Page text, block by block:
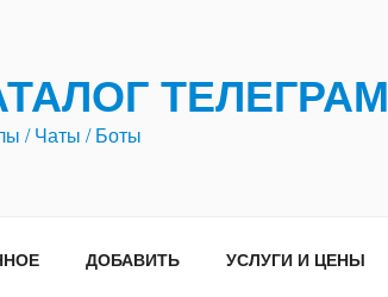
ТЕЛЕГРАМ
/ Чаты / Боты
ДОБАВИТЬ УСЛУГИ И ЦЕНЫ